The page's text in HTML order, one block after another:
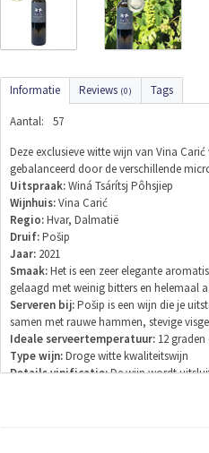
Informatie Reviews (0) Tags
Aantal:
57
Deze exclusieve witte wijn van Vina
gebalanceerd door de verschillende
Uitspraak:Winá Tsárítsj Pôhsjiep
Wijnhuis:Vina Carić
Regio:Hvar, Dalmatië
Druif:Pošip
Jaar: 2021
Smaak:Het is een zeer elegante
gelaagd met weinig bitters en helemaal
Serveren bij:Pošip is een wijn die je
samen met rauwe hammen, stevige
Ideale serveertemperatuur: 12 graden
Type wijn:Droge witte kwaliteitswijn
Details vinificatie:De wijn wordt